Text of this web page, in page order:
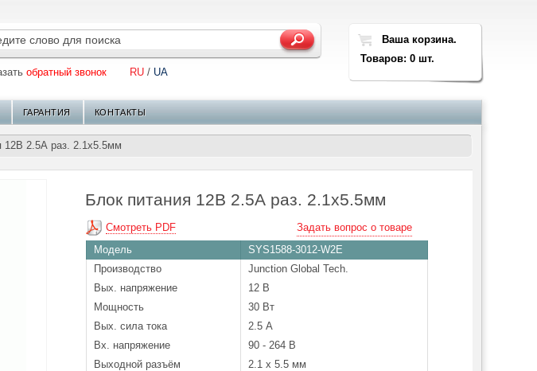
обратный звонок RU / UA
Ваша корзина.
Товаров: 0 шт.
ГАРАНТИЯ КОНТАКТЫ
12В 2.5А раз. 2.1х5.5мм
Блок питания 12В 2.5А раз. 2.1х5.5мм
Смотреть PDF
Задать вопрос о товаре
Модель
SYS1588-3012-W2E
Производство
Junction Global Tech.
Вых. напряжение
12 В
Мощность
30 Вт
Вых. сила тока
2.5 А
Вх. напряжение
90 - 264 В
Выходной разъём
2.1 х 5.5 мм